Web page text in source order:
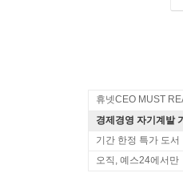
휴넷CEO MUST
경제경영 자기계발
기간 한정 특가 도서
오직, 예스24에서만